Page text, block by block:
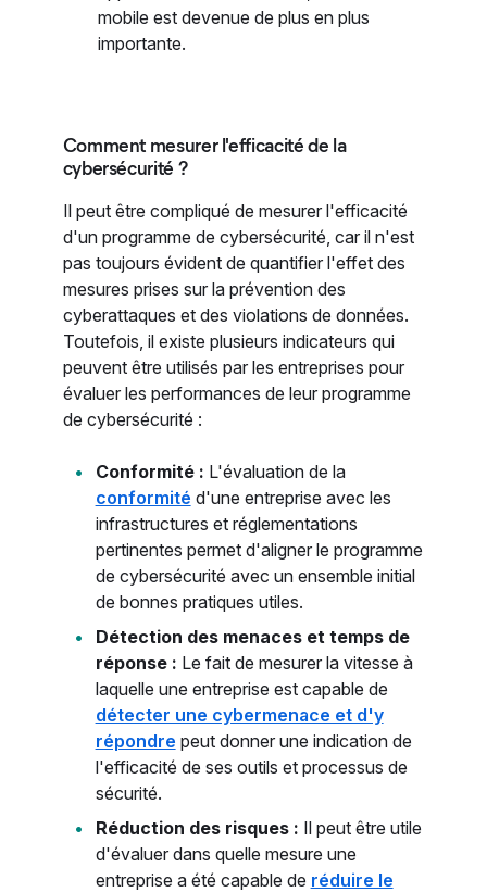
mobile est devenue de plus en plus
importante.
Comment mesurer l'efficacité de la
cybersécurité ?
Il peut être compliqué de mesurer l'efficacité
d'un programme de cybersécurité, car il n'est
pas toujours évident de quantifier l'effet des
mesures prises sur la prévention des
cyberattaques et des violations de données.
Toutefois, il existe plusieurs indicateurs qui
peuvent être utilisés par les entreprises pour
évaluer les performances de leur programme
de cybersécurité :
Conformité : L'évaluation de la
conformité d'une entreprise avec les
infrastructures et réglementations
pertinentes permet d'aligner le programme
de cybersécurité avec un ensemble initial
de bonnes pratiques utiles.
Détection des menaces et temps de
réponse : Le fait de mesurer la vitesse à
laquelle une entreprise est capable de
détecter une cybermenace et d'y
répondre peut donner une indication de
l'efficacité de ses outils et processus de
sécurité.
Réduction des risques : Il peut être utile
d'évaluer dans quelle mesure une
entreprise a été capable de réduire le